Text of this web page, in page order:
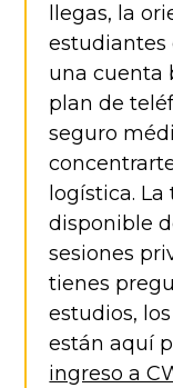
llegas, la
estudiantes
una cuenta
plan de
seguro
logística.
disponible
sesiones
tienes
estudios,
están aquí
ingreso a